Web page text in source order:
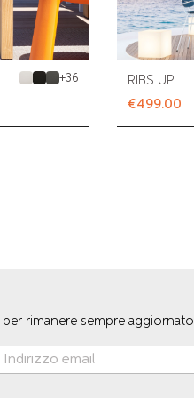
+36 RIBS UP
€499.00
per rimanere sempre aggiornato